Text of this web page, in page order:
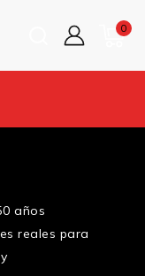
0
años
reales para